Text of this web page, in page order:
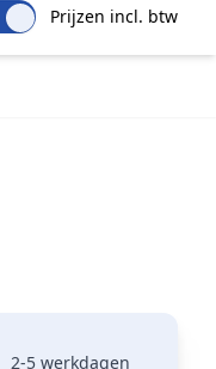
Prijzen incl. btw
2-5 werkdagen